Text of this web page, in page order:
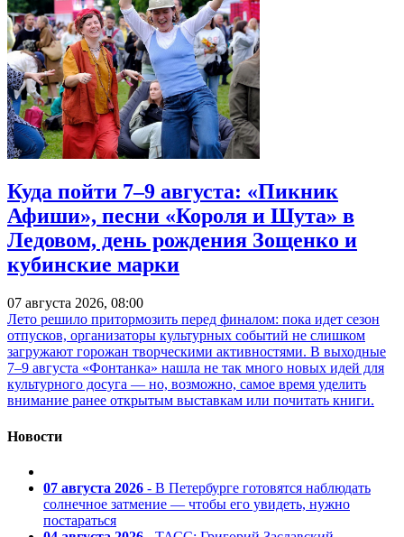
Куда пойти 7–9 августа: «Пикник
Афиши», песни «Короля и Шута» в
Ледовом, день рождения Зощенко и
кубинские марки
07 августа 2026, 08:00
Лето решило притормозить перед финалом: пока идет сезон
отпусков, организаторы культурных событий не слишком
загружают горожан творческими активностями. В выходные
7–9 августа «Фонтанка» нашла не так много новых идей для
культурного досуга — но, возможно, самое время уделить
внимание ранее открытым выставкам или почитать книги.
Новости
07 августа 2026 - В Петербурге готовятся наблюдать
солнечное затмение — чтобы его увидеть, нужно
постараться